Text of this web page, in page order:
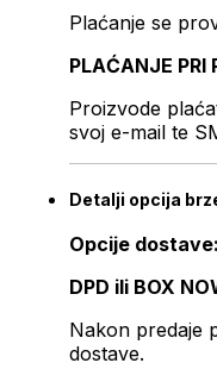
Plaćanje se
PLAĆANJE PRI
Proizvode
svoj e-mail te
Detalji opcija
Opcije dostave:
DPD ili BOX
Nakon predaje
dostave.